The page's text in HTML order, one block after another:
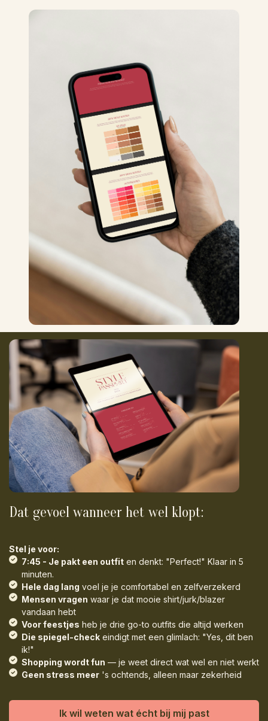
Dat gevoel wanneer het wel klopt:
Stel je voor:
7:45 - Je pakt een outfit en denkt: "Perfect!" Klaar in 5
minuten.
Hele dag lang voel je je comfortabel en zelfverzekerd
Mensen vragen waar je dat mooie shirt/jurk/blazer
vandaan hebt
Voor feestjes heb je drie go-to outfits die altijd werken
Die spiegel-check eindigt met een glimlach: "Yes, dit ben
ik!"
Shopping wordt fun — je weet direct wat wel en niet werkt
Geen stress meer 's ochtends, alleen maar zekerheid
Ik wil weten wat écht bij mij past